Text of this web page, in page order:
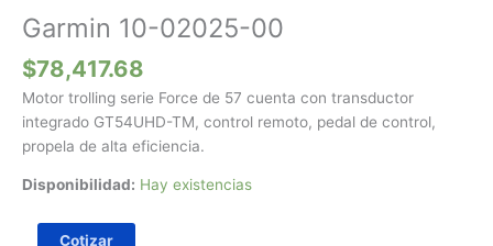
Garmin 10-02025-00
$78,417.68
Motor trolling serie Force de 57 cuenta con transductor
integrado GT54UHD-TM, control remoto, pedal de control,
propela de alta eficiencia.
Disponibilidad: Hay existencias
Cotizar